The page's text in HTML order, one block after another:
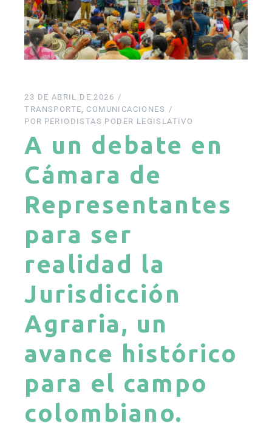
23 DE ABRIL DE 2026
TRANSPORTE
COMUNICACIONES
POR PERIODISTAS PODER LEGISLATIVO
A un debate en
Cámara de
Representantes
para ser
realidad la
Jurisdicción
Agraria, un
avance histórico
para el campo
colombiano.